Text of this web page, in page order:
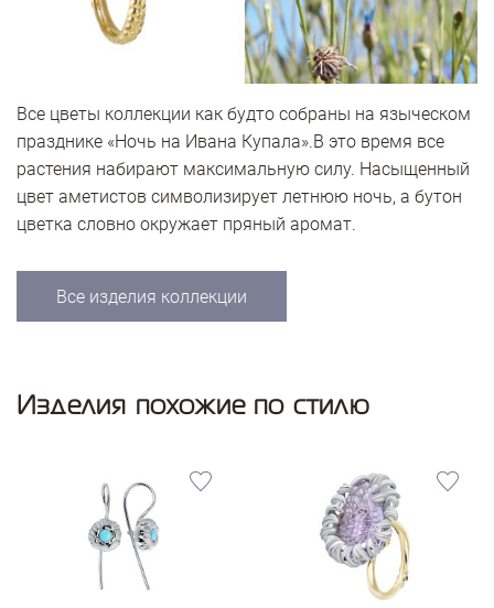
Все цветы коллекции как будто собраны на языческом
празднике «Ночь на Ивана Купала».В это время все
растения набирают максимальную силу. Насыщенный
цвет аметистов символизирует летнюю ночь, а бутон
цветка словно окружает пряный аромат.
Все изделия коллекции
Изделия похожие по стилю